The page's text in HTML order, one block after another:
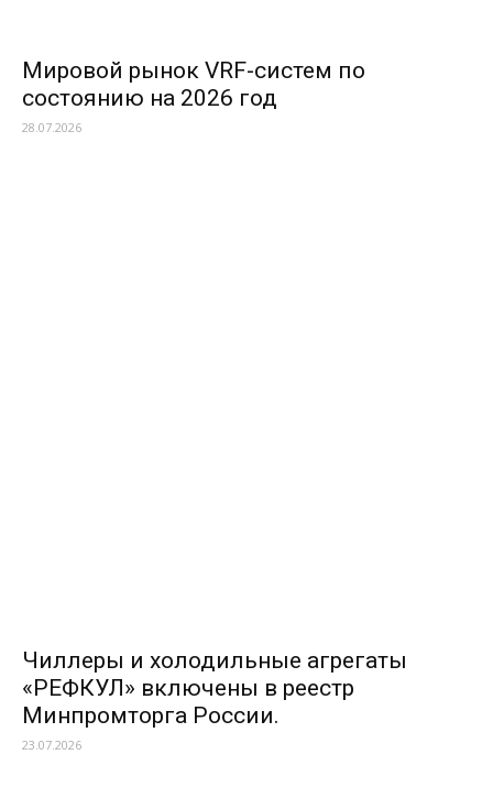
Мировой рынок VRF-систем по
состоянию на 2026 год
28.07.2026
Чиллеры и холодильные агрегаты
«РЕФКУЛ» включены в реестр
Минпромторга России.
23.07.2026